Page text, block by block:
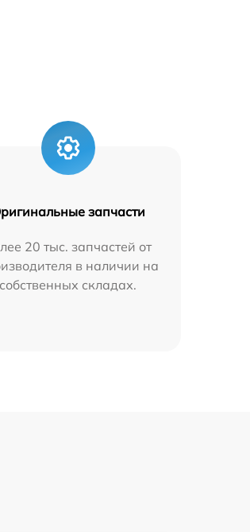
запчасти
20 тыс. запчастей от
в наличии на
собственных складах.